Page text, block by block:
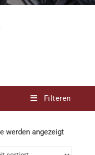
Filteren
werden angezeigtNach
Beliebtheit